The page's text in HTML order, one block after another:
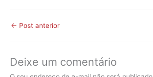
← Post anterior
Deixe um comentário